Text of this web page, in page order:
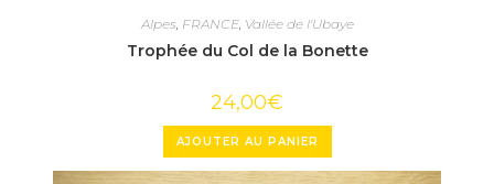
Alpes FRANCE, Vallée de l'Ubaye
Trophée du Col de la Bonette
24,00€
AJOUTER AU PANIER